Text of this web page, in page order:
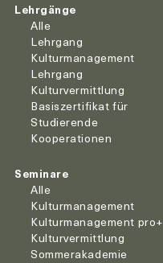
Lehrgänge
Alle
Lehrgang
Kulturmanagement
Lehrgang
Kulturvermittlung
Basiszertifikat für
Studierende
Kooperationen
Seminare
Alle
Kulturmanagement
Kulturmanagement pro+
Kulturvermittlung
Sommerakademie